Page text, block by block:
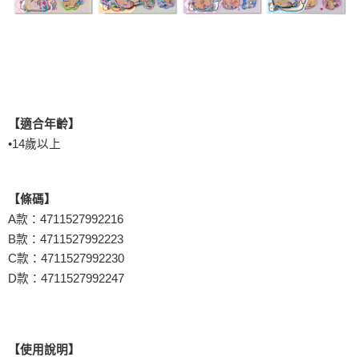
【適合年齡】
•14歲以上
【條碼】
A款：4711527992216
B款：4711527992223
C款：4711527992230
D款：4711527992247
【使用說明】